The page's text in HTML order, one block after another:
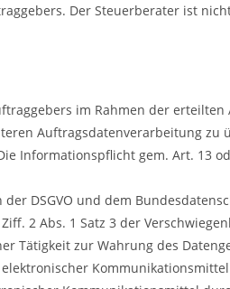
Der Steuerberater ist
im Rahmen der
Auftragsdatenverarbeitung zu
Informationspflicht gem. Art. 13
DSGVO und dem
2 Abs. 1 Satz 3 der
Tätigkeit zur Wahrung des